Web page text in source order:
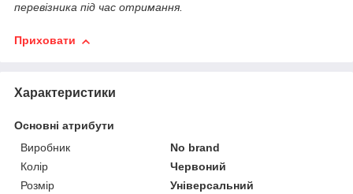
перевізника під час отримання.
Приховати
Характеристики
Основні атрибути
Виробник
No brand
Колір
Червоний
Розмір
Універсальний